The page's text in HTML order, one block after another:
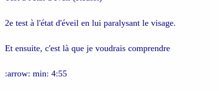
2e test à l'état d'éveil en lui paralysant le visage.
Et ensuite, c'est là que je voudrais comprendre
:arrow: min: 4:55